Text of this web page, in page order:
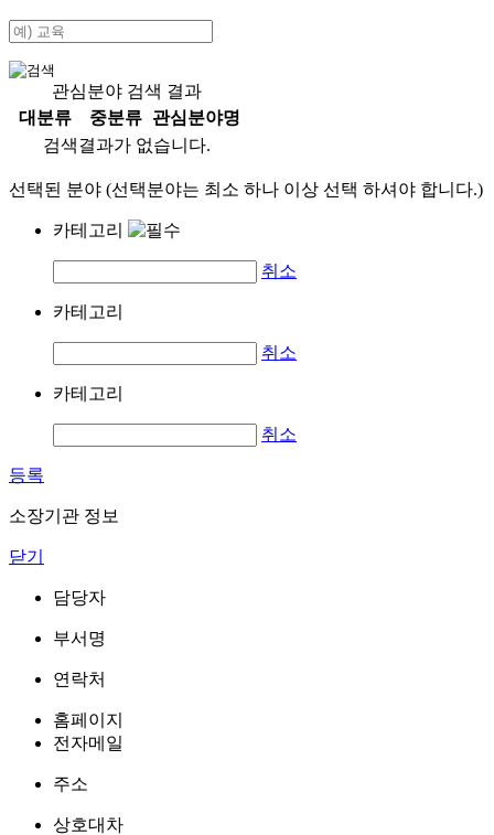
관심분야 검색 결과
대분류
중분류
관심분야명
검색결과가 없습니다.
선택된 분야 (선택분야는 최소 하나 이상 선택 하셔야 합니다.)
카테고리
취소
카테고리
취소
카테고리
취소
등록
소장기관 정보
닫기
담당자
부서명
연락처
홈페이지
전자메일
주소
상호대차